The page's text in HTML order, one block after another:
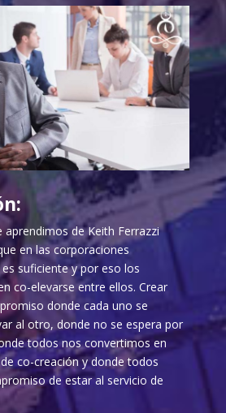
aprendimos de Keith Ferrazzi
en las corporaciones
suficiente y por eso los
co-elevarse entre ellos. Crear
donde cada uno se
al otro, donde no se espera por
todos nos convertimos en
co-creación y donde todos
de estar al servicio de